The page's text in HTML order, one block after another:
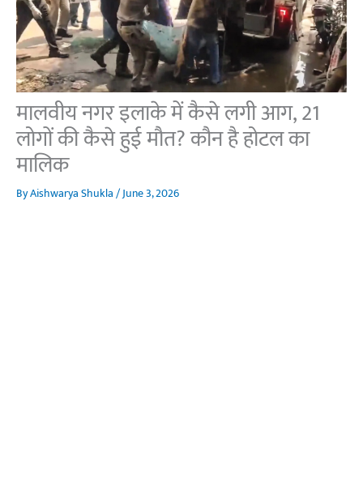
मालवीय नगर इलाके में कैसे लगी आग, 21
लोगों की कैसे हुई मौत? कौन है होटल का
मालिक
ByAishwarya Shukla/June 3, 2026